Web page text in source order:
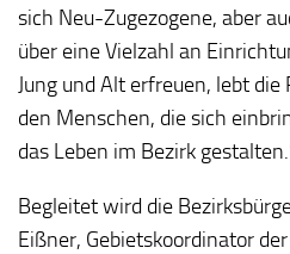
sich Neu-Zugezogene, aber
über eine Vielzahl an
Jung und Alt erfreuen, lebt die
den Menschen, die sich
das Leben im Bezirk
Begleitet wird die
Eißner, Gebietskoordinator